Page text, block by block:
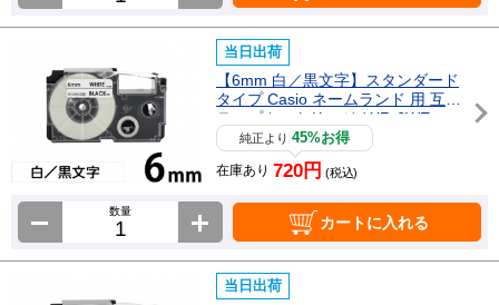
当日出荷
【6mm 白／黒文字】スタンダード
タイプ Casio ネームランド 用 互換
テープカートリッジ / XR-6WE
純正より45%お得
在庫あり 720円 (税込)
数量
カートに入れる
当日出荷